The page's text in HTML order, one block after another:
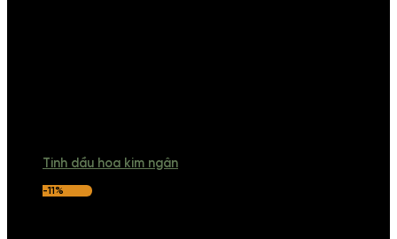
Tinh dầu hoa kim ngân
-11%